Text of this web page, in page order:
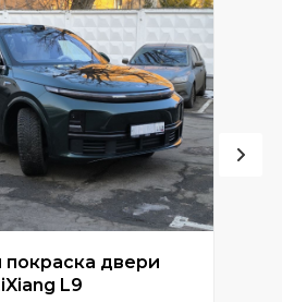
покраска двери
L9